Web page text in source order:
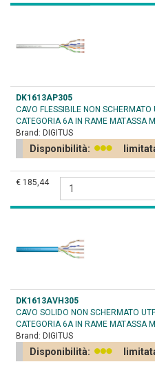
DK1613AP305
CAVO FLESSIBILE NON SCHERMATO
CATEGORIA 6A IN RAME MATASSA
Brand: DIGITUS
Disponibilità:
€ 185,44
DK1613AVH305
CAVO SOLIDO NON SCHERMATO
CATEGORIA 6A IN RAME MATASSA
Brand: DIGITUS
Disponibilità: